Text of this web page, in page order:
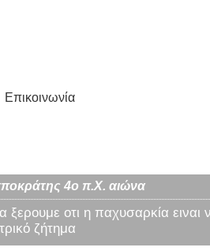
Επικοινωνία
4ο π.Χ. αιώνα
ξερουμε οτι η παχυσαρκία ειναι
ζήτημα